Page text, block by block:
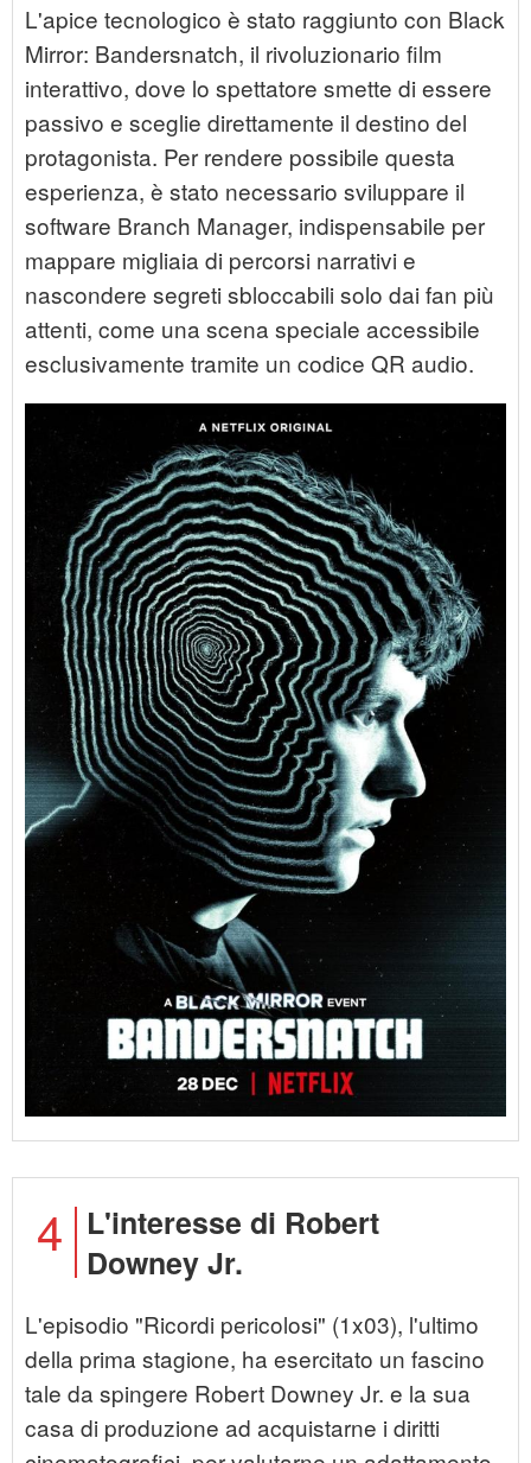
L'apice tecnologico è stato raggiunto con Black
Mirror: Bandersnatch, il rivoluzionario film
interattivo, dove lo spettatore smette di essere
passivo e sceglie direttamente il destino del
protagonista. Per rendere possibile questa
esperienza, è stato necessario sviluppare il
software Branch Manager, indispensabile per
mappare migliaia di percorsi narrativi e
nascondere segreti sbloccabili solo dai fan più
attenti, come una scena speciale accessibile
esclusivamente tramite un codice QR audio.
4
L'interesse di Robert
Downey Jr.
L'episodio "Ricordi pericolosi" (1x03), l'ultimo
della prima stagione, ha esercitato un fascino
tale da spingere Robert Downey Jr. e la sua
casa di produzione ad acquistarne i diritti